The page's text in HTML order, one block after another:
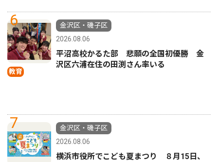
6
教育
金沢区・磯子区
2026.08.06
平沼高校かるた部 悲願の全国初優勝 金
沢区六浦在住の田渕さん率いる
7
金沢区・磯子区
2026.08.06
横浜市役所でこども夏まつり ８月15日、